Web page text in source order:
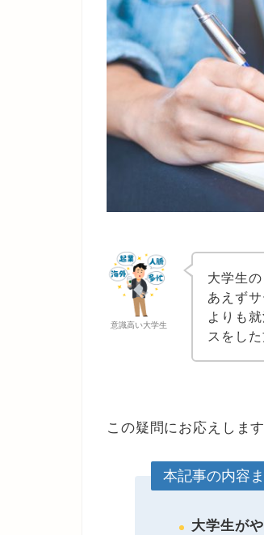
意識高い大学生
大学生
あえず
よりも
スをし
この疑問にお応えします
本記事の内容
大学生が